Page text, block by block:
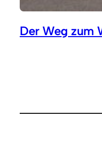
Der Weg zum